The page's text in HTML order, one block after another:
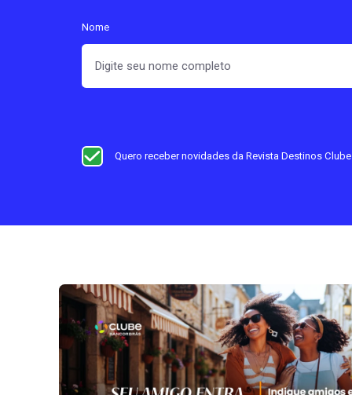
Nome
Quero receber novidades da Revista Destinos